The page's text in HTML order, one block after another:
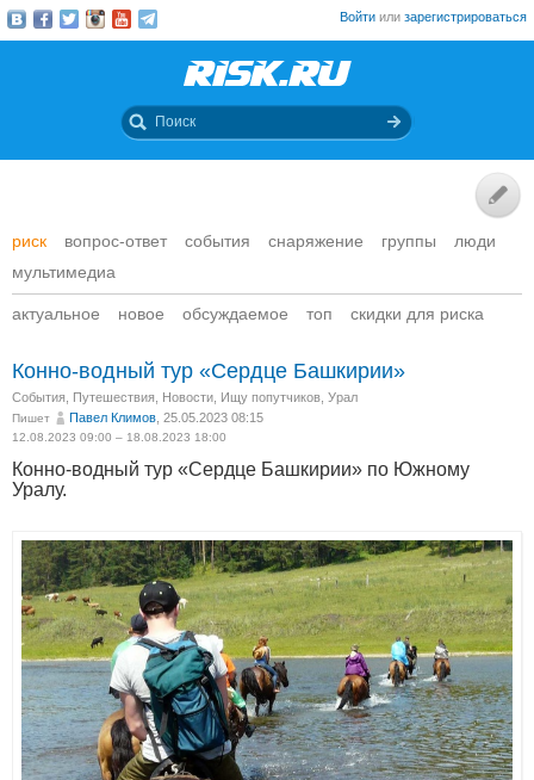
Войти или зарегистрироваться
риск вопрос-ответ события снаряжение группы
люди
мультимедиа
актуальное новое обсуждаемое топ скидки для риска
Конно-водный тур «Сердце Башкирии»
События Путешествия Новости Ищу попутчиков Урал
Пишет Павел Климов , 25.05.2023 08:15
12.08.2023 09:00 – 18.08.2023 18:00
Конно-водный тур «Сердце Башкирии» по Южному
Уралу.